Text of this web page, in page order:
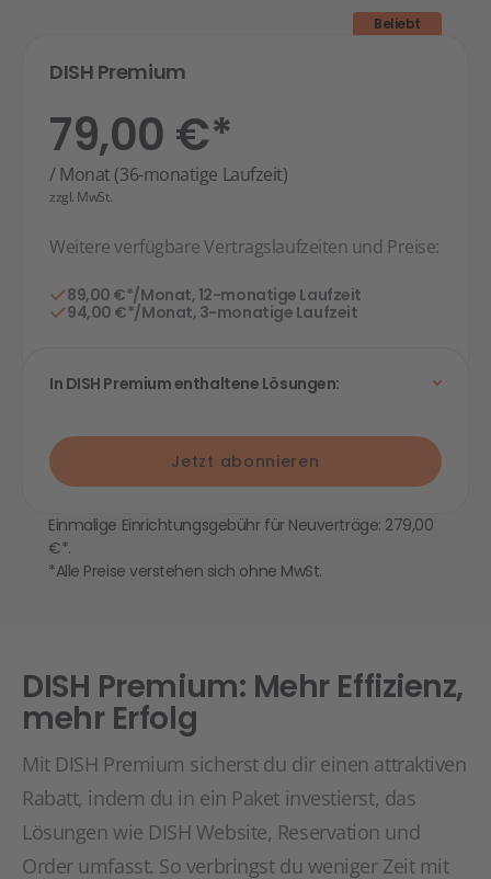
DISH Premium
Beliebt
79,00 €*
/ Monat (36-monatige Laufzeit)
zzgl. MwSt.
Weitere verfügbare Vertragslaufzeiten und Preise:
89,00 €*/Monat, 12-monatige Laufzeit
94,00 €*/Monat, 3-monatige Laufzeit
In DISH Premium enthaltene Lösungen:
Jetzt abonnieren
Einmalige Einrichtungsgebühr für Neuverträge: 279,00
€*.
*Alle Preise verstehen sich ohne MwSt.
DISH Premium: Mehr Effizienz,
mehr Erfolg
Mit DISH Premium sicherst du dir einen attraktiven
Rabatt, indem du in ein Paket investierst, das
Lösungen wie DISH Website, Reservation und
Order umfasst. So verbringst du weniger Zeit mit